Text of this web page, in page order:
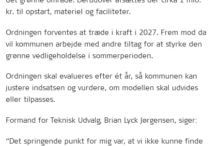
kr. til opstart, materiel og faciliteter.
Ordningen forventes at træde i kraft i 2027. Frem mod da
vil kommunen arbejde med andre tiltag for at styrke den
grønne vedligeholdelse i sommerperioden.
Ordningen skal evalueres efter ét år, så kommunen kan
justere indsatsen og vurdere, om modellen skal udvides
eller tilpasses.
Formand for Teknisk Udvalg, Brian Lyck Jørgensen, siger:
“Det springende punkt for mig var, at vi ikke kunne finde